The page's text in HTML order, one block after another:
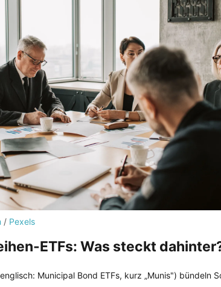
/ Pexels
ETFs: Was steckt
Municipal Bond ETFs, kurz „Munis") bündeln